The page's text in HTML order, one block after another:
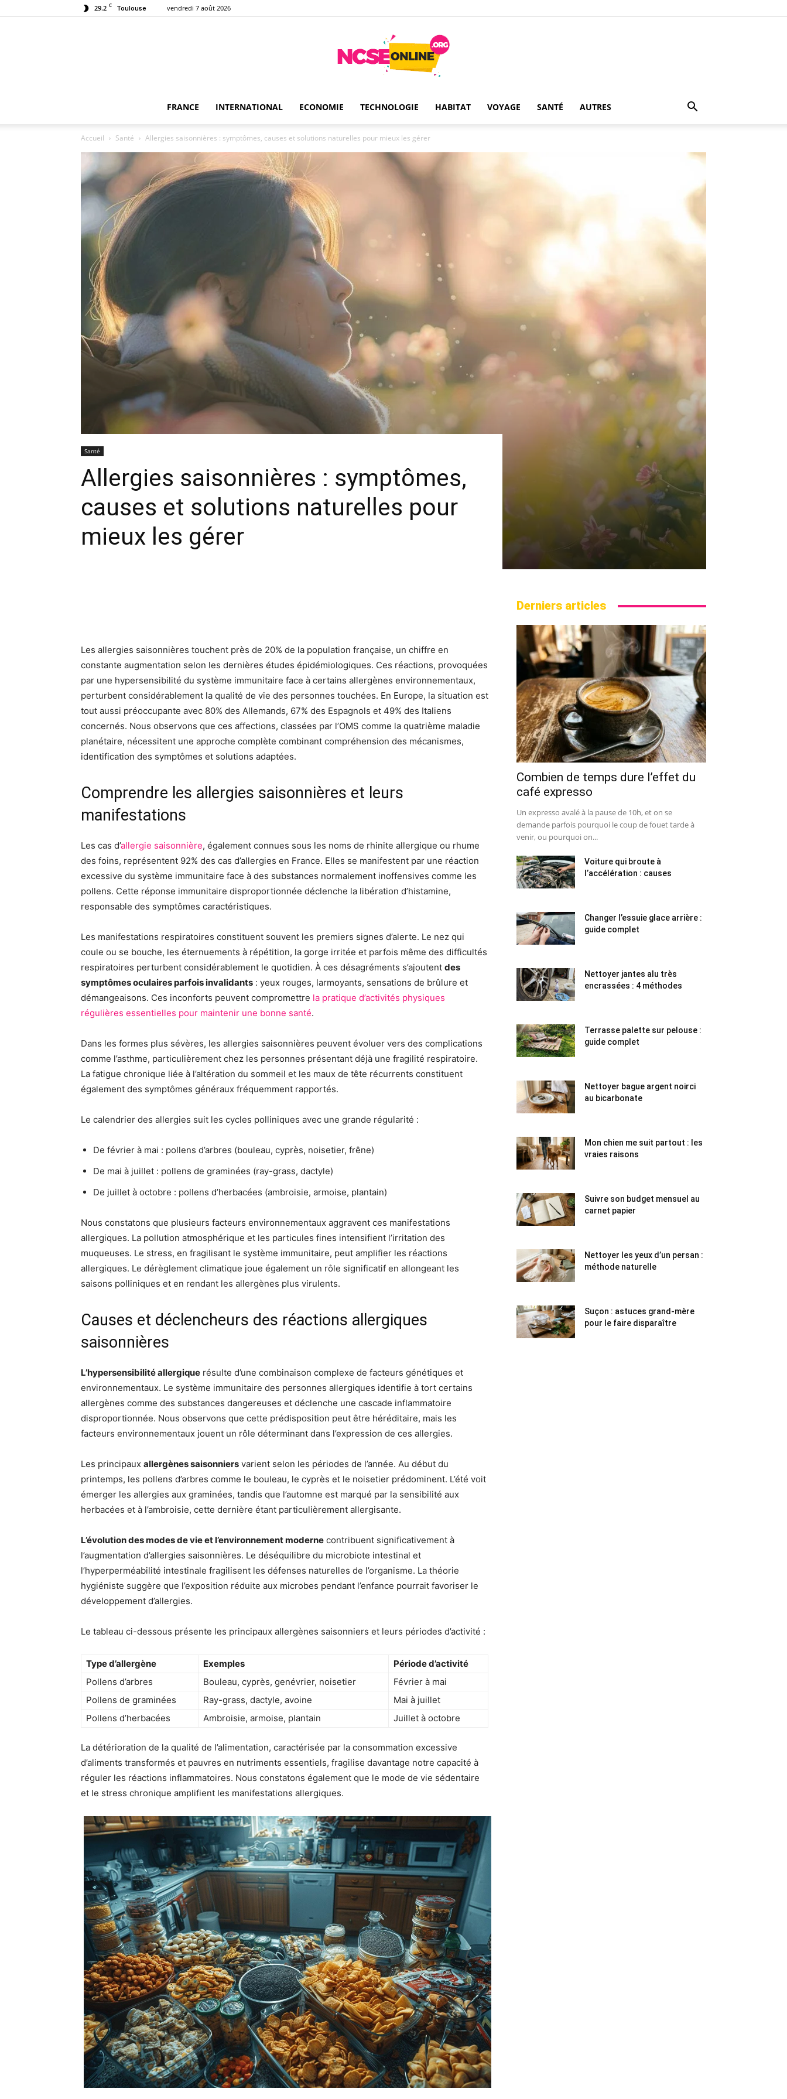
29.2 C Toulouse vendredi 7 août 2026
FRANCE INTERNATIONAL ECONOMIE TECHNOLOGIE HABITAT VOYAGE SANTÉ AUTRES
Accueil Santé Allergies saisonnières : symptômes, causes et solutions naturelles pour mieux les gérer
Santé
Allergies saisonnières : symptômes,
causes et solutions naturelles pour
mieux les gérer
Les allergies saisonnières touchent près de 20% de la population française, un chiffre en
constante augmentation selon les dernières études épidémiologiques. Ces réactions, provoquées
par une hypersensibilité du système immunitaire face à certains allergènes environnementaux,
perturbent considérablement la qualité de vie des personnes touchées. En Europe, la situation est
tout aussi préoccupante avec 80% des Allemands, 67% des Espagnols et 49% des Italiens
concernés. Nous observons que ces affections, classées par l’OMS comme la quatrième maladie
planétaire, nécessitent une approche complète combinant compréhension des mécanismes,
identification des symptômes et solutions adaptées.
Comprendre les allergies saisonnières et leurs
manifestations
Les cas d’allergie saisonnière, également connues sous les noms de rhinite allergique ou rhume
des foins, représentent 92% des cas d’allergies en France. Elles se manifestent par une réaction
excessive du système immunitaire face à des substances normalement inoffensives comme les
pollens. Cette réponse immunitaire disproportionnée déclenche la libération d’histamine,
responsable des symptômes caractéristiques.
Les manifestations respiratoires constituent souvent les premiers signes d’alerte. Le nez qui
coule ou se bouche, les éternuements à répétition, la gorge irritée et parfois même des difficultés
respiratoires perturbent considérablement le quotidien. À ces désagréments s’ajoutent des
symptômes oculaires parfois invalidants : yeux rouges, larmoyants, sensations de brûlure et
démangeaisons. Ces inconforts peuvent compromettre la pratique d’activités physiques
régulières essentielles pour maintenir une bonne santé.
Dans les formes plus sévères, les allergies saisonnières peuvent évoluer vers des complications
comme l’asthme, particulièrement chez les personnes présentant déjà une fragilité respiratoire.
La fatigue chronique liée à l’altération du sommeil et les maux de tête récurrents constituent
également des symptômes généraux fréquemment rapportés.
Le calendrier des allergies suit les cycles polliniques avec une grande régularité :
De février à mai : pollens d’arbres (bouleau, cyprès, noisetier, frêne)
De mai à juillet : pollens de graminées (ray-grass, dactyle)
De juillet à octobre : pollens d’herbacées (ambroisie, armoise, plantain)
Nous constatons que plusieurs facteurs environnementaux aggravent ces manifestations
allergiques. La pollution atmosphérique et les particules fines intensifient l’irritation des
muqueuses. Le stress, en fragilisant le système immunitaire, peut amplifier les réactions
allergiques. Le dérèglement climatique joue également un rôle significatif en allongeant les
saisons polliniques et en rendant les allergènes plus virulents.
Causes et déclencheurs des réactions allergiques
saisonnières
L’hypersensibilité allergique résulte d’une combinaison complexe de facteurs génétiques et
environnementaux. Le système immunitaire des personnes allergiques identifie à tort certains
allergènes comme des substances dangereuses et déclenche une cascade inflammatoire
disproportionnée. Nous observons que cette prédisposition peut être héréditaire, mais les
facteurs environnementaux jouent un rôle déterminant dans l’expression de ces allergies.
Les principaux allergènes saisonniers varient selon les périodes de l’année. Au début du
printemps, les pollens d’arbres comme le bouleau, le cyprès et le noisetier prédominent. L’été voit
émerger les allergies aux graminées, tandis que l’automne est marqué par la sensibilité aux
herbacées et à l’ambroisie, cette dernière étant particulièrement allergisante.
L’évolution des modes de vie et l’environnement moderne contribuent significativement à
l’augmentation d’allergies saisonnières. Le déséquilibre du microbiote intestinal et
l’hyperperméabilité intestinale fragilisent les défenses naturelles de l’organisme. La théorie
hygiéniste suggère que l’exposition réduite aux microbes pendant l’enfance pourrait favoriser le
développement d’allergies.
Le tableau ci-dessous présente les principaux allergènes saisonniers et leurs périodes d’activité :
Type d’allergène Exemples
Période d’activité
Pollens d’arbres
Bouleau, cyprès, genévrier, noisetier
Février à mai
Pollens de graminées
Ray-grass, dactyle, avoine
Mai à juillet
Pollens d’herbacées
Ambroisie, armoise, plantain Juillet à octobre
La détérioration de la qualité de l’alimentation, caractérisée par la consommation excessive
d’aliments transformés et pauvres en nutriments essentiels, fragilise davantage notre capacité à
réguler les réactions inflammatoires. Nous constatons également que le mode de vie sédentaire
et le stress chronique amplifient les manifestations allergiques.
Derniers articles
Combien de temps dure l’effet du
café expresso
Un expresso avalé à la pause de 10h, et on se
demande parfois pourquoi le coup de fouet tarde à
venir, ou pourquoi on...
Voiture qui broute à
l’accélération : causes
Changer l’essuie glace arrière :
guide complet
Nettoyer jantes alu très
encrassées : 4 méthodes
Terrasse palette sur pelouse :
guide complet
Nettoyer bague argent noirci
au bicarbonate
Mon chien me suit partout : les
vraies raisons
Suivre son budget mensuel au
carnet papier
Nettoyer les yeux d’un persan :
méthode naturelle
Suçon : astuces grand-mère
pour le faire disparaître